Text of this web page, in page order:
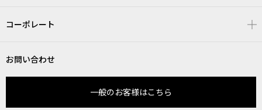
コーポレート
お問い合わせ
一般のお客様はこちら